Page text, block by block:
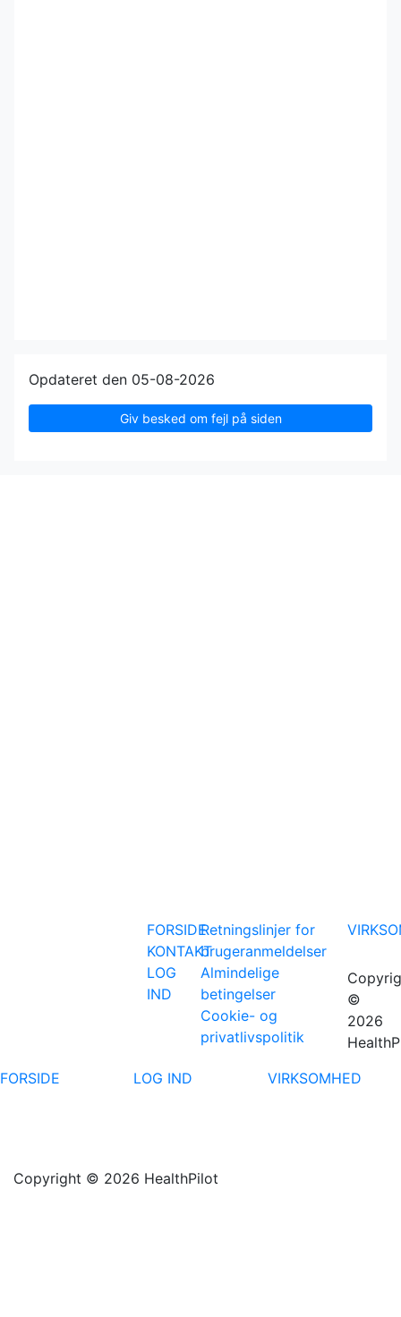
Opdateret den 05-08-2026
Giv besked om fejl på siden
FORSIDE
KONTAKT
LOG
IND
Retningslinjer for
brugeranmeldelser
Almindelige
betingelser
Cookie- og
privatlivspolitik
©
2026
FORSIDE
LOG IND VIRKSOMHED
Copyright © 2026 HealthPilot